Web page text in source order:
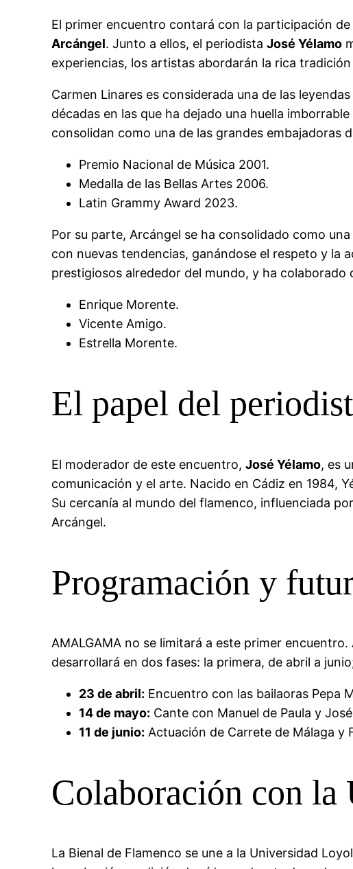
El primer encuentro contará con la participación
Arcángel. Junto a ellos, el periodistaJosé Yélamo
experiencias, los artistas abordarán la rica
Carmen Linares es considerada una de las
décadas en las que ha dejado una huella
consolidan como una de las grandes embajadoras
Premio Nacional de Música 2001.
Medalla de las Bellas Artes 2006.
Latin Grammy Award 2023.
Por su parte, Arcángel se ha consolidado como
con nuevas tendencias, ganándose el respeto y la
prestigiosos alrededor del mundo, y ha
Enrique Morente.
Vicente Amigo.
Estrella Morente.
El papel del
El moderador de este encuentro,José Yélamo, es
comunicación y el arte. Nacido en Cádiz en 1984,
Su cercanía al mundo del flamenco, influenciada
Arcángel.
Programación y
AMALGAMA no se limitará a este primer
desarrollará en dos fases: la primera, de abril a
23 de abril: Encuentro con las bailaoras Pepa
14 de mayo: Cante con Manuel de Paula y
11 de junio: Actuación de Carrete de Málaga
Colaboración con
La Bienal de Flamenco se une a la Universidad